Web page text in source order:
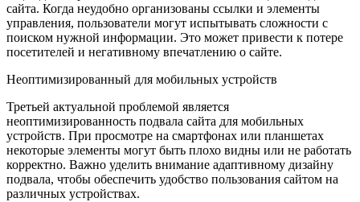
сайта. Когда неудобно организованы ссылки и элементы
управления, пользователи могут испытывать сложности с
поиском нужной информации. Это может привести к потере
посетителей и негативному впечатлению о сайте.
Неоптимизированный для мобильных устройств
Третьей актуальной проблемой является
неоптимизированность подвала сайта для мобильных
устройств. При просмотре на смартфонах или планшетах
некоторые элементы могут быть плохо видны или не работать
корректно. Важно уделить внимание адаптивному дизайну
подвала, чтобы обеспечить удобство пользования сайтом на
различных устройствах.